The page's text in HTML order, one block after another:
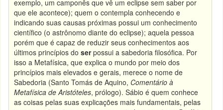
exemplo, um camponês que vê um eclipse sem saber por
que ele acontece); quem o contempla conhecendo e
indicando suas causas próximas possui um conhecimento
científico (o astrônomo diante do eclipse); aquela pessoa
porém que é capaz de reduzir seus conhecimentos aos
últimos princípios doserpossui a sabedoria filosófica. Por
isso a Metafísica, que explica o mundo por meio dos
princípios mais elevados e gerais, merece o nome de
Sabedoria (Santo Tomás de Aquino, Comentário à
Metafísica de Aristóteles, prólogo). Sábio é quem conhece
as coisas pelas suas explicações mais fundamentais, pelas